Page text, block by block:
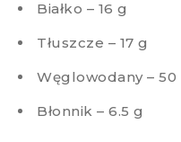
Białko – 16 g
Tłuszcze – 17 g
Węglowodany – 50
Błonnik – 6.5 g